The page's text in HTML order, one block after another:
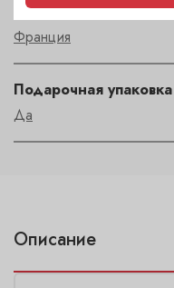
Страна
Франция
Подарочная упаковка
Да
Описание